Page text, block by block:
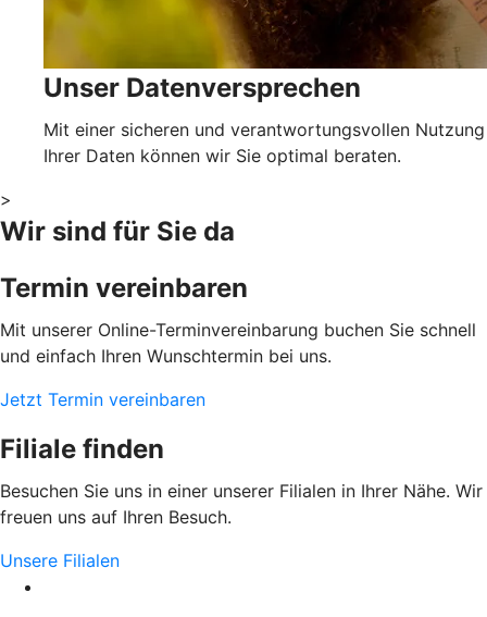
Unser Datenversprechen
Mit einer sicheren und verantwortungsvollen Nutzung
Ihrer Daten können wir Sie optimal beraten.
>
Wir sind für Sie da
Termin vereinbaren
Mit unserer Online-Terminvereinbarung buchen Sie schnell
und einfach Ihren Wunschtermin bei uns.
Jetzt Termin vereinbaren
Filiale finden
Besuchen Sie uns in einer unserer Filialen in Ihrer Nähe. Wir
freuen uns auf Ihren Besuch.
Unsere Filialen